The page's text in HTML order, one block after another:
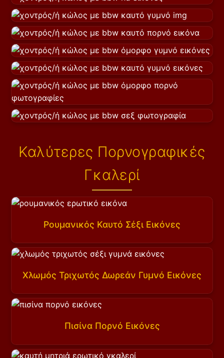
Καλύτερες Πορνογραφικές
Γκαλερί
Ρουμανικός Καυτό Σέξι Εικόνες
Χλωμός Τριχωτός Δωρεάν Γυμνό Εικόνες
Πισίνα Πορνό Εικόνες